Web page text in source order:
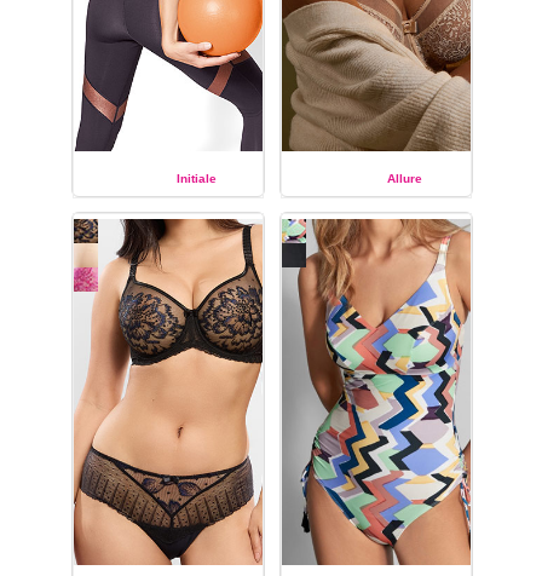
Initiale
EMPREINTE
Allure
EMPREINTE